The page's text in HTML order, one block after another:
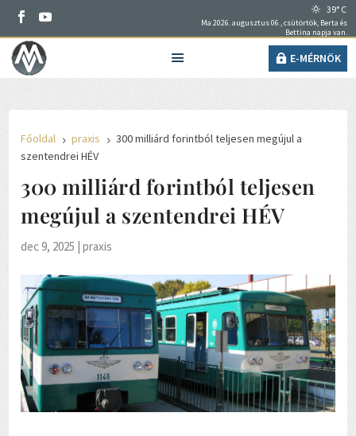
39° C
Ma 2026. augusztus 06., csütörtök, Berta és
Bettina napja van.
E-MÉRNÖK
Főoldal 5 praxis 5 300 milliárd forintból teljesen megújul a
szentendrei HÉV
300 milliárd forintból teljesen
megújul a szentendrei HÉV
dec 9, 2025 |praxis